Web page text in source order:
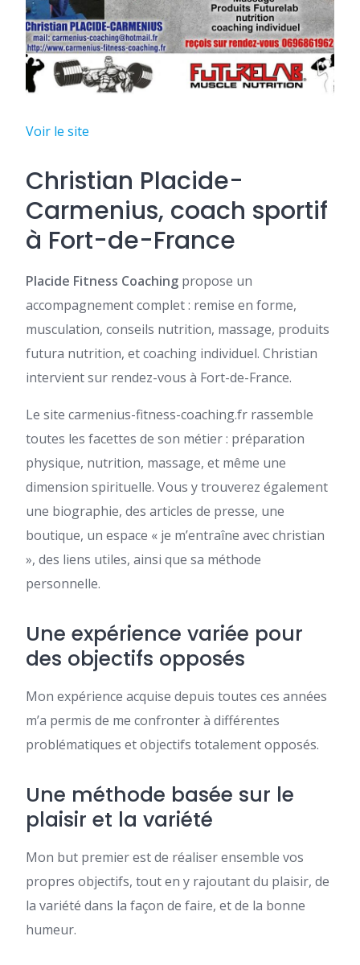
Voir le site
Christian Placide-
Carmenius, coach sportif
à Fort-de-France
Placide Fitness Coaching propose un
accompagnement complet : remise en forme,
musculation, conseils nutrition, massage, produits
futura nutrition, et coaching individuel. Christian
intervient sur rendez-vous à Fort-de-France.
Le site carmenius-fitness-coaching.fr rassemble
toutes les facettes de son métier : préparation
physique, nutrition, massage, et même une
dimension spirituelle. Vous y trouverez également
une biographie, des articles de presse, une
boutique, un espace « je m’entraîne avec christian
», des liens utiles, ainsi que sa méthode
personnelle.
Une expérience variée pour
des objectifs opposés
Mon expérience acquise depuis toutes ces années
m’a permis de me confronter à différentes
problématiques et objectifs totalement opposés.
Une méthode basée sur le
plaisir et la variété
Mon but premier est de réaliser ensemble vos
propres objectifs, tout en y rajoutant du plaisir, de
la variété dans la façon de faire, et de la bonne
humeur.